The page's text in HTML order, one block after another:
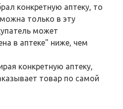
конкретную аптеку, то
только в эту
может
в аптеке" ниже, чем
конкретную аптеку,
товар по самой